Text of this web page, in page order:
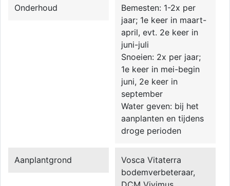
Onderhoud
Bemesten: 1-2x per
jaar; 1e keer in maart-
april, evt. 2e keer in
juni-juli
Snoeien: 2x per jaar;
1e keer in mei-begin
juni, 2e keer in
september
Water geven: bij het
aanplanten en tijdens
droge perioden
Aanplantgrond
Vosca Vitaterra
bodemverbeteraar,